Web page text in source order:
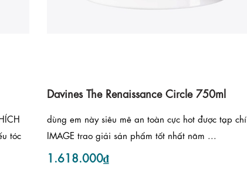
tóc
Davines The Renaissance Circle 750ml
dùng em này siêu mê an toàn cực hot được tạp chí
IMAGE trao giải sản phẩm tốt nhất năm ...
1.618.000₫